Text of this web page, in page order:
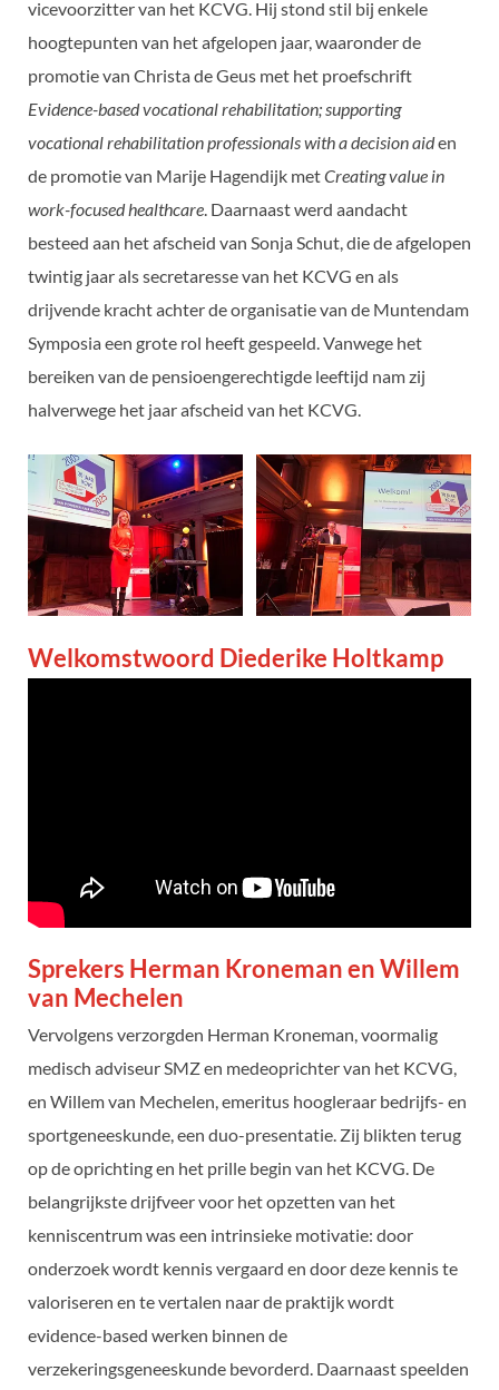
vicevoorzitter van het KCVG. Hij stond stil bij enkele
hoogtepunten van het afgelopen jaar, waaronder de
promotie van Christa de Geus met het proefschrift
Evidence-based vocational rehabilitation; supporting
vocational rehabilitation professionals with a decision aiden
de promotie van Marije Hagendijk metCreating value in
work-focused healthcare. Daarnaast werd aandacht
besteed aan het afscheid van Sonja Schut, die de afgelopen
twintig jaar als secretaresse van het KCVG en als
drijvende kracht achter de organisatie van de Muntendam
Symposia een grote rol heeft gespeeld. Vanwege het
bereiken van de pensioengerechtigde leeftijd nam zij
halverwege het jaar afscheid van het KCVG.
Welkomstwoord Diederike Holtkamp
Sprekers Herman Kroneman en Willem
van Mechelen
Vervolgens verzorgden Herman Kroneman, voormalig
medisch adviseur SMZ en medeoprichter van het KCVG,
en Willem van Mechelen, emeritus hoogleraar bedrijfs- en
sportgeneeskunde, een duo-presentatie. Zij blikten terug
op de oprichting en het prille begin van het KCVG. De
belangrijkste drijfveer voor het opzetten van het
kenniscentrum was een intrinsieke motivatie: door
onderzoek wordt kennis vergaard en door deze kennis te
valoriseren en te vertalen naar de praktijk wordt
evidence-based werken binnen de
verzekeringsgeneeskunde bevorderd. Daarnaast speelden